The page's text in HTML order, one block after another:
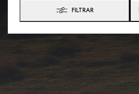
FILTRAR